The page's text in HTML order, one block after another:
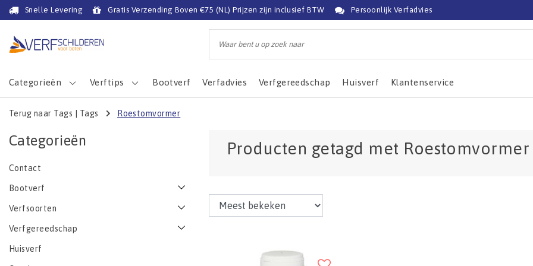
Snelle Levering Gratis Verzending Boven €75 (NL) Prijzen zijn inclusief BTW Persoonlijk Verfadvies
Categorieën Verftips Bootverf Verfadvies Verfgereedschap Huisverf Klantenservice
Terug naar Tags Tags Roestomvormer
Categorieën
Contact
Bootverf
Verfsoorten
Verfgereedschap
Huisverf
Producten getagd met Roestomvormer